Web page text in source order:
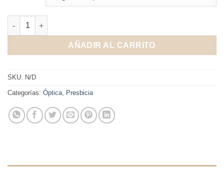
Gafas Perspektiv #SC4 cantidad
AÑADIR AL CARRITO
SKU: N/D
Categorías: Óptica Presbicia